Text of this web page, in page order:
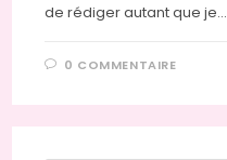
de rédiger autant que je…
0 COMMENTAIRE